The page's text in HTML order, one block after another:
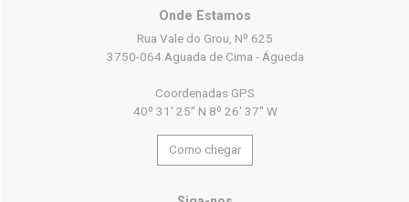
Onde Estamos
Rua Vale do Grou, Nº 625
3750-064 Aguada de Cima - Águeda
Coordenadas GPS
40º 31' 25'' N 8º 26' 37'' W
Como chegar